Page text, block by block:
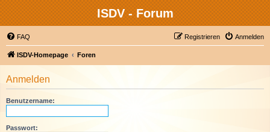
ISDV - Forum
FAQ Anmelden
Registrieren
ISDV-Homepage Foren
Anmelden
Benutzername:
Passwort: